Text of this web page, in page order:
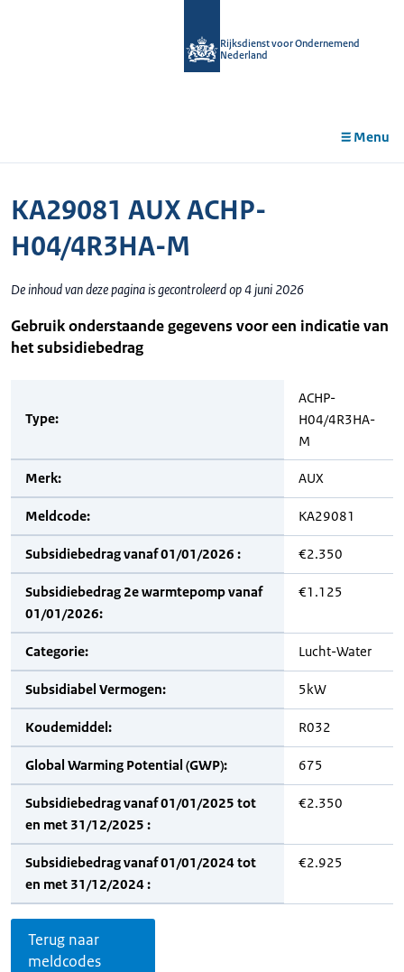
Rijksdienst voor Ondernemend
Nederland
Menu
KA29081 AUX ACHP-
H04/4R3HA-M
De inhoud van deze pagina is gecontroleerd op 4 juni 2026
Gebruik onderstaande gegevens voor een indicatie van
het subsidiebedrag
Type:
ACHP-
H04/4R3HA-
M
Merk: AUX
Meldcode: KA29081
Subsidiebedrag vanaf 01/01/2026 : €2.350
Subsidiebedrag 2e warmtepomp vanaf
01/01/2026:
€1.125
Categorie: Lucht-Water
Subsidiabel Vermogen: 5kW
Koudemiddel: R032
Global Warming Potential (GWP): 675
Subsidiebedrag vanaf 01/01/2025 tot
en met 31/12/2025 :
€2.350
Subsidiebedrag vanaf 01/01/2024 tot
en met 31/12/2024 :
€2.925
Terug naar
meldcodes